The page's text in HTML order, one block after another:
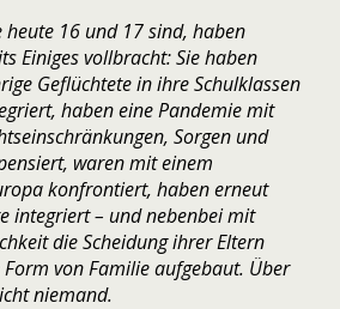
heute 16 und 17 sind, haben
Einiges vollbracht: Sie haben
Geflüchtete in ihre Schulklassen
haben eine Pandemie mit
Sorgen und
waren mit einem
konfrontiert, haben erneut
integriert – und nebenbei mit
die Scheidung ihrer Eltern
von Familie aufgebaut. Über
niemand.